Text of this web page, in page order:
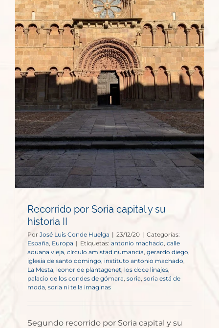
Recorrido por Soria capital y su
historia II
Por José Luis Conde Huelga | 23/12/20 | Categorías:
España Europa | Etiquetas: antonio machado calle
aduana vieja círculo amistad numancia gerardo diego
iglesia de santo domingo instituto antonio machado
La Mesta leonor de plantagenet, los doce linajes
palacio de los condes de gómara soria, soria está de
moda soria ni te la imaginas
Segundo recorrido por Soria capital y su